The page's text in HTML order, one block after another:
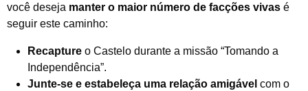
você deseja manter o maior número de facções vivas é
seguir este caminho:
Recapture o Castelo durante a missão “Tomando a
Independência”.
Junte-se e estabeleça uma relação amigável com o